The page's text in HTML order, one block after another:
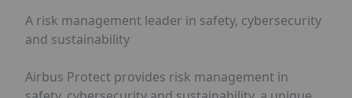
A risk management leader in safety, cybersecurity
and sustainability
Airbus Protect provides risk management in